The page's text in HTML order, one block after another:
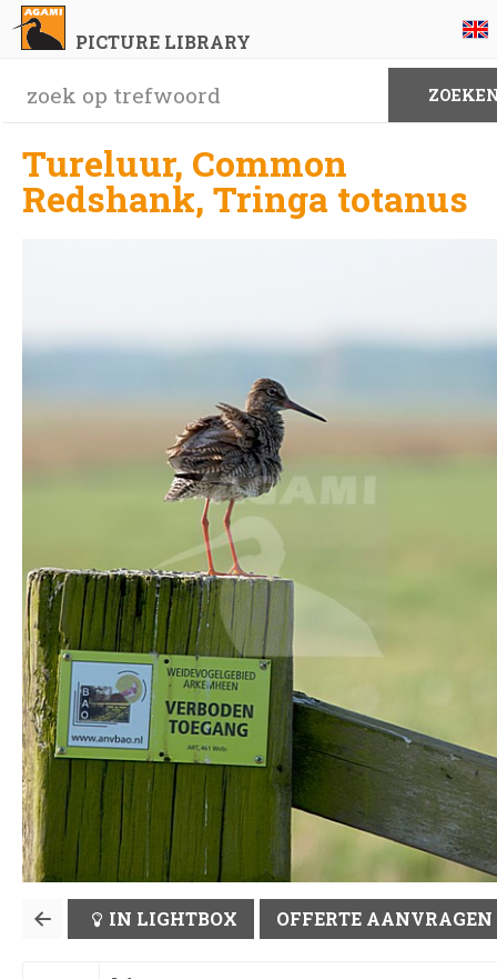
PICTURE LIBRARY
Tureluur, Common
Redshank, Tringa totanus
IN LIGHTBOX OFFERTE AANVRAGEN